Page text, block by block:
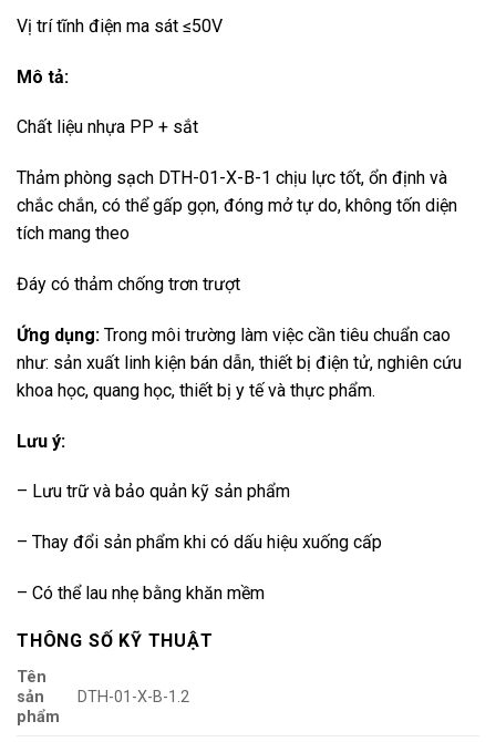
Vị trí tĩnh điện ma sát ≤50V
Mô tả:
Chất liệu nhựa PP + sắt
Thảm phòng sạch DTH-01-X-B-1 chịu lực tốt, ổn định và
chắc chắn, có thể gấp gọn, đóng mở tự do, không tốn diện
tích mang theo
Đáy có thảm chống trơn trượt
Ứng dụng: Trong môi trường làm việc cần tiêu chuẩn cao
như: sản xuất linh kiện bán dẫn, thiết bị điện tử, nghiên cứu
khoa học, quang học, thiết bị y tế và thực phẩm.
Lưu ý:
– Lưu trữ và bảo quản kỹ sản phẩm
– Thay đổi sản phẩm khi có dấu hiệu xuống cấp
– Có thể lau nhẹ bằng khăn mềm
THÔNG SỐ KỸ THUẬT
Tên
sản
phẩm
DTH-01-X-B-1.2